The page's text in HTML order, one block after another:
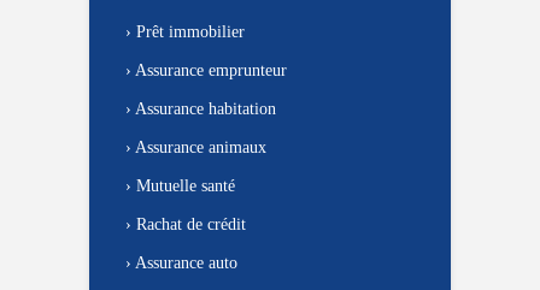
› Prêt immobilier
› Assurance emprunteur
› Assurance habitation
› Assurance animaux
› Mutuelle santé
› Rachat de crédit
› Assurance auto